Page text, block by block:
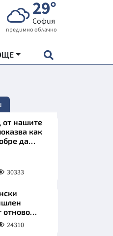
29°
София
предимно облачно
от нашите
как
да
30333
отново
наш
24310